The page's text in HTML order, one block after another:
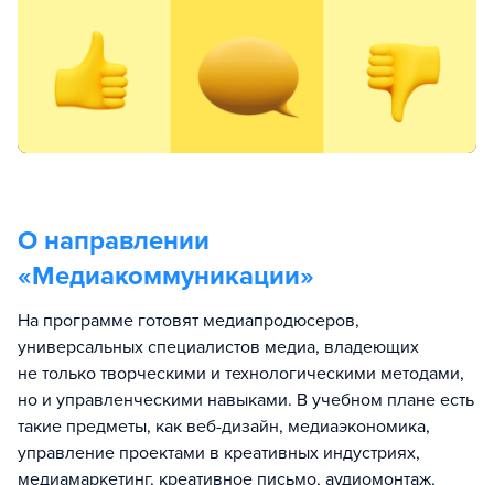
О направлении
«Медиакоммуникации»
На программе готовят медиапродюсеров,
универсальных специалистов медиа, владеющих
не только творческими и технологическими методами,
но и управленческими навыками. В учебном плане есть
такие предметы, как веб-дизайн, медиаэкономика,
управление проектами в креативных индустриях,
медиамаркетинг, креативное письмо, аудиомонтаж,